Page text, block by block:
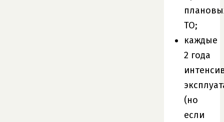
ТО;
каждые
2 года
(но
если